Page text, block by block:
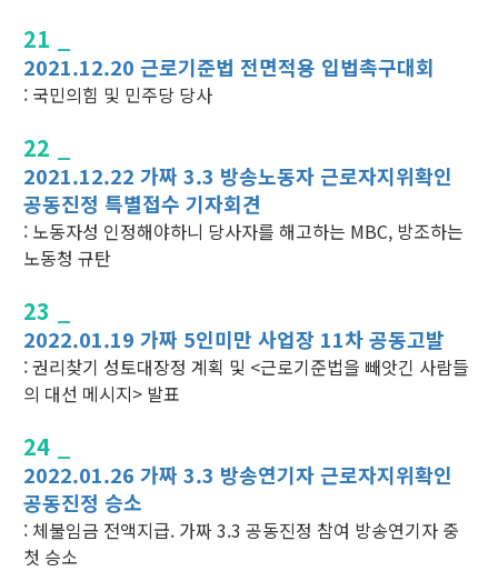
21 _
2021.12.20 근로기준법 전면적용 입법촉구대회
: 국민의힘 및 민주당 당사
22 _
2021.12.22 가짜 3.3 방송노동자 근로자지위확인
공동진정 특별접수 기자회견
: 노동자성 인정해야하니 당사자를 해고하는 MBC, 방조하는
노동청 규탄
23 _
2022.01.19 가짜 5인미만 사업장 11차 공동고발
: 권리찾기 성토대장정 계획 및 <근로기준법을 빼앗긴 사람들
의 대선 메시지> 발표
24 _
2022.01.26 가짜 3.3 방송연기자 근로자지위확인
공동진정 승소
: 체불임금 전액지급. 가짜 3.3 공동진정 참여 방송연기자 중
첫 승소